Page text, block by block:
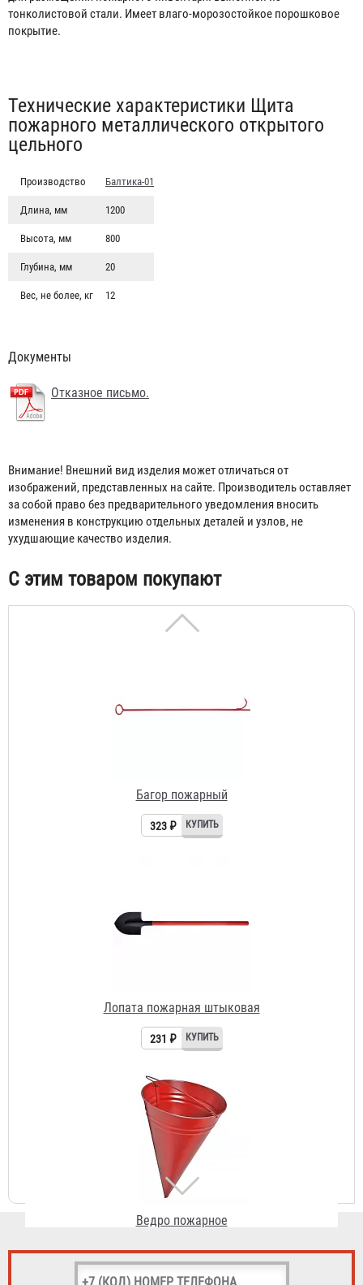
тонколистовой стали. Имеет влаго-морозостойкое порошковое
покрытие.
Табы
Технические характеристики Щита
пожарного металлического открытого
цельного
Производство Балтика-01
Длина, мм 1200
Высота, мм 800
Глубина, мм 20
Вес, не более, кг 12
Документы
Отказное письмо.
Внимание! Внешний вид изделия может отличаться от
изображений, представленных на сайте. Производитель оставляет
за собой право без предварительного уведомления вносить
изменения в конструкцию отдельных деталей и узлов, не
ухудшающие качество изделия.
С этим товаром покупают
Лом пожарный
268 ₽
Ведро пожарное
215 ₽